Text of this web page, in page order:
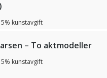
5% kunstavgift
– To aktmodeller
5% kunstavgift